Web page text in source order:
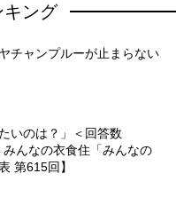
キング
チャンプルーが止まらない
いのは？」＜回答数
んなの衣食住「みんなの
第615回】